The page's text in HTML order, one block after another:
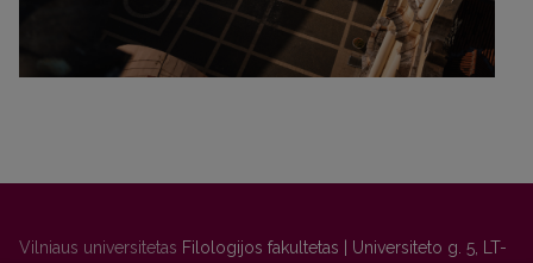
Vilniaus universitetas Filologijos fakultetas | Universiteto g. 5, LT-